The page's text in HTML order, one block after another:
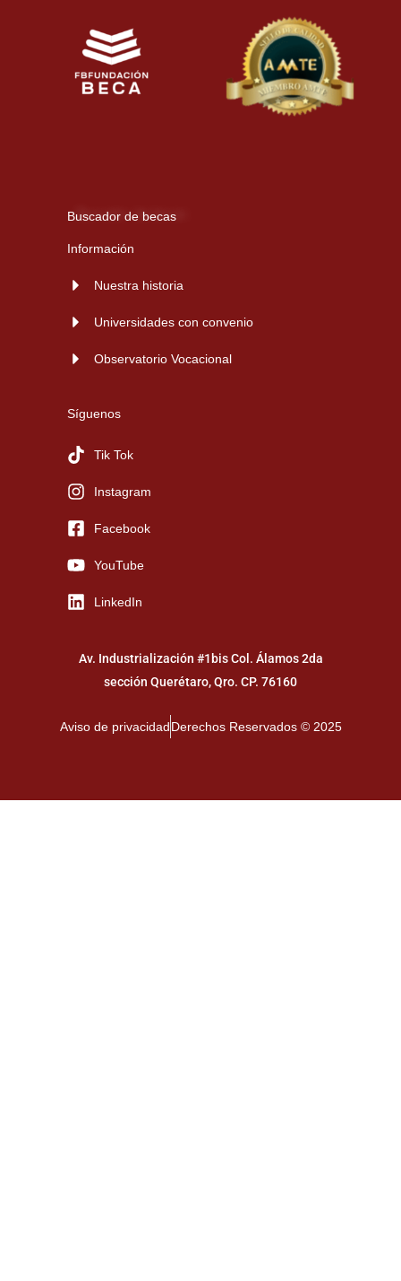
Buscador de becas
Información
Nuestra historia
Universidades con convenio
Observatorio Vocacional
Síguenos
Tik Tok
Instagram
Facebook
YouTube
LinkedIn
Av. Industrialización #1bis Col. Álamos 2da
sección Querétaro, Qro. CP. 76160
Aviso de privacidadDerechos Reservados © 2025